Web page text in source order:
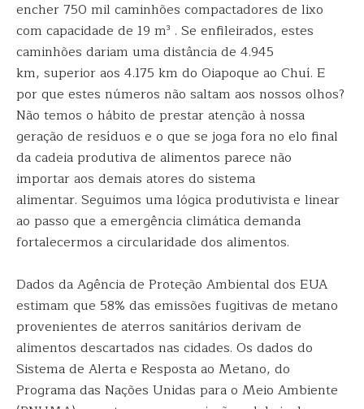
encher 750 mil caminhões compactadores de lixo
com capacidade de 19 m³ . Se enfileirados, estes
caminhões dariam uma distância de 4.945
km, superior aos 4.175 km do Oiapoque ao Chuí. E
por que estes números não saltam aos nossos olhos?
Não temos o hábito de prestar atenção à nossa
geração de resíduos e o que se joga fora no elo final
da cadeia produtiva de alimentos parece não
importar aos demais atores do sistema
alimentar. Seguimos uma lógica produtivista e linear
ao passo que a emergência climática demanda
fortalecermos a circularidade dos alimentos.
Dados da Agência de Proteção Ambiental dos EUA
estimam que 58% das emissões fugitivas de metano
provenientes de aterros sanitários derivam de
alimentos descartados nas cidades. Os dados do
Sistema de Alerta e Resposta ao Metano, do
Programa das Nações Unidas para o Meio Ambiente